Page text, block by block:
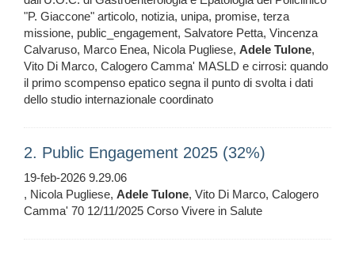
"P. Giaccone" articolo, notizia, unipa, promise, terza
missione, public_engagement, Salvatore Petta, Vincenza
Calvaruso, Marco Enea, Nicola Pugliese, Adele Tulone,
Vito Di Marco, Calogero Camma' MASLD e cirrosi: quando
il primo scompenso epatico segna il punto di svolta i dati
dello studio internazionale coordinato
2. Public Engagement 2025 (32%)
19-feb-2026 9.29.06
, Nicola Pugliese, Adele Tulone, Vito Di Marco, Calogero
Camma' 70 12/11/2025 Corso Vivere in Salute